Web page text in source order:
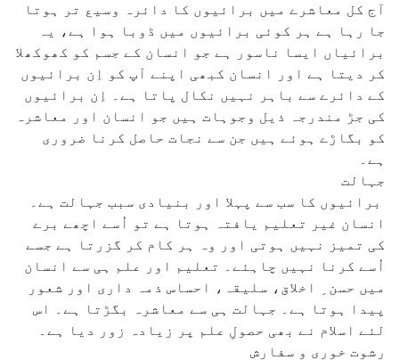
آج کل معاشرے میں برائیوں کا دائرہ وسیع تر ہوتا
جا رہا ہے ہر کوئی برائیوں میں ڈوبا ہوا ہے، یہ
برائیاں ایسا ناسور ہے جو انسان کے جسم کو کھوکھلا
کر دیتا ہے اور انسان کبھی اپنے آپ کو اِن برائیوں
کے دائرے سے باہر نہیں نکال پاتا ہے۔ اِن برائیوں
کی جڑ مندرجہ ذیل وجوہات ہیں جو انسان اور معاشرہ
کو بگاڑے ہوئے ہیں جن سے نجات حاصل کرنا ضروری
ہے۔
جہالت
برائیوں کا سب سے پہلا اور بنیادی سبب جہالت ہے۔
انسان غیر تعلیم یافتہ ہوتا ہے تو اُسے اچھے برے
کی تمیز نہیں ہوتی اور وہ ہر کام کر گزرتا ہے جسے
اُسے کرنا نہیں چاہئے۔ تعلیم اور علم ہی سے انسان
میں حسن ِ اخلاق، سلیقہ، احساس ذمہ داری اور شعور
پیدا ہوتا ہے۔ جہالت ہی سے معاشرہ بگڑتا ہے۔ اس
لئے اسلام نے بھی حصولِ علم پر زیادہ زور دیا ہے۔
رشوت خوری و سفارش